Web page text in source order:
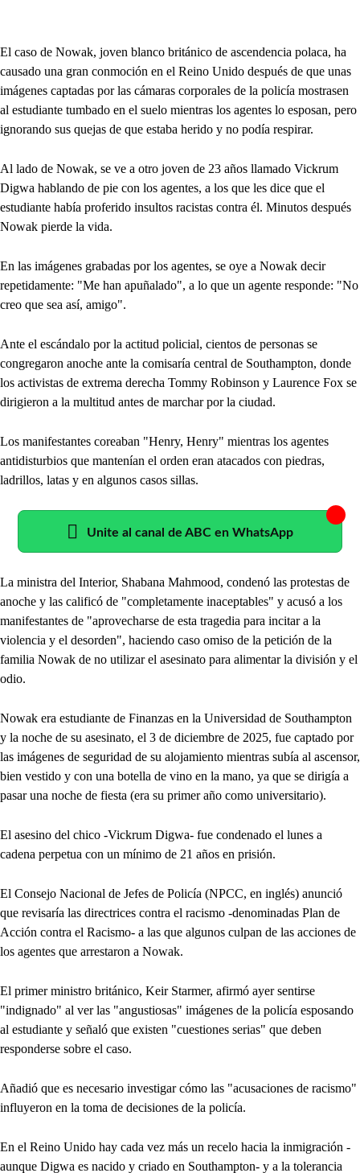
El caso de Nowak, joven blanco británico de ascendencia polaca, ha
causado una gran conmoción en el Reino Unido después de que unas
imágenes captadas por las cámaras corporales de la policía mostrasen
al estudiante tumbado en el suelo mientras los agentes lo esposan, pero
ignorando sus quejas de que estaba herido y no podía respirar.
Al lado de Nowak, se ve a otro joven de 23 años llamado Vickrum
Digwa hablando de pie con los agentes, a los que les dice que el
estudiante había proferido insultos racistas contra él. Minutos después
Nowak pierde la vida.
En las imágenes grabadas por los agentes, se oye a Nowak decir
repetidamente: "Me han apuñalado", a lo que un agente responde: "No
creo que sea así, amigo".
Ante el escándalo por la actitud policial, cientos de personas se
congregaron anoche ante la comisaría central de Southampton, donde
los activistas de extrema derecha Tommy Robinson y Laurence Fox se
dirigieron a la multitud antes de marchar por la ciudad.
Los manifestantes coreaban "Henry, Henry" mientras los agentes
antidisturbios que mantenían el orden eran atacados con piedras,
ladrillos, latas y en algunos casos sillas.
Unite al canal de ABC en WhatsApp
La ministra del Interior, Shabana Mahmood, condenó las protestas de
anoche y las calificó de "completamente inaceptables" y acusó a los
manifestantes de "aprovecharse de esta tragedia para incitar a la
violencia y el desorden", haciendo caso omiso de la petición de la
familia Nowak de no utilizar el asesinato para alimentar la división y el
odio.
Nowak era estudiante de Finanzas en la Universidad de Southampton
y la noche de su asesinato, el 3 de diciembre de 2025, fue captado por
las imágenes de seguridad de su alojamiento mientras subía al ascensor,
bien vestido y con una botella de vino en la mano, ya que se dirigía a
pasar una noche de fiesta (era su primer año como universitario).
El asesino del chico -Vickrum Digwa- fue condenado el lunes a
cadena perpetua con un mínimo de 21 años en prisión.
El Consejo Nacional de Jefes de Policía (NPCC, en inglés) anunció
que revisaría las directrices contra el racismo -denominadas Plan de
Acción contra el Racismo- a las que algunos culpan de las acciones de
los agentes que arrestaron a Nowak.
El primer ministro británico, Keir Starmer, afirmó ayer sentirse
"indignado" al ver las "angustiosas" imágenes de la policía esposando
al estudiante y señaló que existen "cuestiones serias" que deben
responderse sobre el caso.
Añadió que es necesario investigar cómo las "acusaciones de racismo"
influyeron en la toma de decisiones de la policía.
En el Reino Unido hay cada vez más un recelo hacia la inmigración -
aunque Digwa es nacido y criado en Southampton- y a la tolerancia